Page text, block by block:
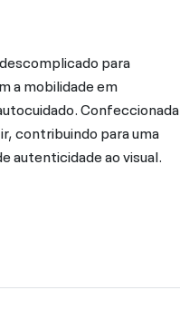
para
a mobilidade em
Confeccionada
contribuindo para uma
autenticidade ao visual.